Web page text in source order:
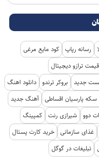
رسانه رپاپ کود مایع مرغی
قیمت ترازو دیجیتال
جدید بروکر ترندو دانلود اهنگ
سکه پارسیان اقساطی آهنگ جدید
دوو شیرازی رنت کمپینگ
غذای سازمانی خرید کارت پستال
تبلیغات در گوگل